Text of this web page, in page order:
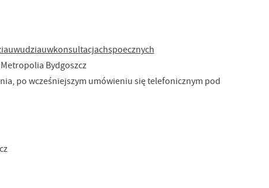
Bydgoszcz
po wcześniejszym umówieniu się telefonicznym pod